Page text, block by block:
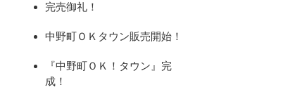
完売御礼！
中野町ＯＫタウン販売開始！
『中野町ＯＫ！タウン』完
成！